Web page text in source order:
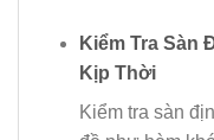
Kiểm Tra Sàn
Kịp Thời
Kiểm tra sàn